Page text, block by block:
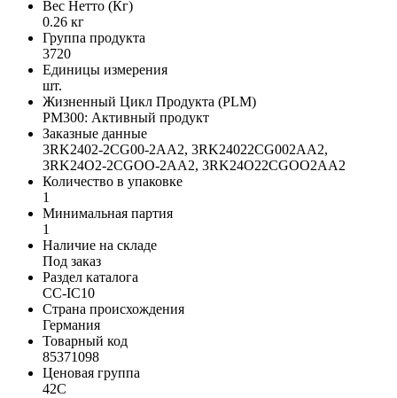
Вес Нетто (Кг)
0.26 кг
Группа продукта
3720
Единицы измерения
шт.
Жизненный Цикл Продукта (PLM)
PM300: Активный продукт
Заказные данные
3RK2402-2CG00-2AA2, 3RK24022CG002AA2,
3RK24O2-2CGOO-2AA2, 3RK24O22CGOO2AA2
Количество в упаковке
1
Минимальная партия
1
Наличие на складе
Под заказ
Раздел каталога
CC-IC10
Страна происхождения
Германия
Товарный код
85371098
Ценовая группа
42C